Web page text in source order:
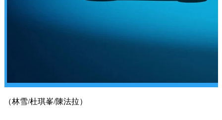
（林雪/杜琪峯/陳法拉）